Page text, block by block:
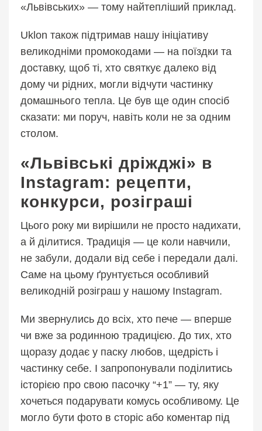
«Львівських» — тому найтепліший приклад.
Uklon також підтримав нашу ініціативу
великодніми промокодами — на поїздки та
доставку, щоб ті, хто святкує далеко від
дому чи рідних, могли відчути частинку
домашнього тепла. Це був ще один спосіб
сказати: ми поруч, навіть коли не за одним
столом.
«Львівські дріжджі» в
Instagram: рецепти,
конкурси, розіграші
Цього року ми вирішили не просто надихати,
а й ділитися. Традиція — це коли навчили,
не забули, додали від себе і передали далі.
Саме на цьому ґрунтується особливий
великодній розіграш у нашому Instagram.
Ми звернулись до всіх, хто пече — вперше
чи вже за родинною традицією. До тих, хто
щоразу додає у паску любов, щедрість і
частинку себе. І запропонували поділитись
історією про свою пасочку “+1” — ту, яку
хочеться подарувати комусь особливому. Це
могло бути фото в сторіс або коментар під